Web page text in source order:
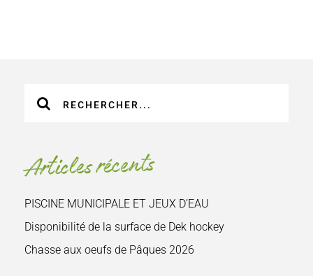
sur
Articles récents
PISCINE MUNICIPALE ET JEUX D’EAU
Disponibilité de la surface de Dek hockey
Chasse aux oeufs de Pâques 2026